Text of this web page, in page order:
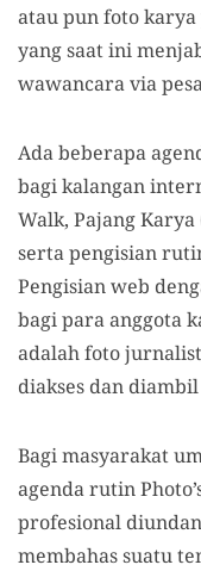
atau pun foto karya
yang saat ini
wawancara via
Ada beberapa
bagi kalangan
Walk, Pajang
serta pengisian
Pengisian web
bagi para anggota
adalah foto
diakses dan
Bagi masyarakat
agenda rutin
profesional
membahas suatu